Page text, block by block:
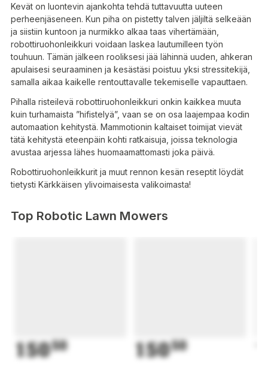
Kevät on luontevin ajankohta tehdä tuttavuutta uuteen
perheenjäseneen. Kun piha on pistetty talven jäljiltä selkeään
ja siistiin kuntoon ja nurmikko alkaa taas vihertämään,
robottiruohonleikkuri voidaan laskea lautumilleen työn
touhuun. Tämän jälkeen rooliksesi jää lähinnä uuden, ahkeran
apulaisesi seuraaminen ja kesästäsi poistuu yksi stressitekijä,
samalla aikaa kaikelle rentouttavalle tekemiselle vapauttaen.
Pihalla risteilevä robottiruohonleikkuri onkin kaikkea muuta
kuin turhamaista ”hifistelyä”, vaan se on osa laajempaa kodin
automaation kehitystä. Mammotionin kaltaiset toimijat vievät
tätä kehitystä eteenpäin kohti ratkaisuja, joissa teknologia
avustaa arjessa lähes huomaamattomasti joka päivä.
Robottiruohonleikkurit ja muut rennon kesän reseptit löydät
tietysti Kärkkäisen ylivoimaisesta valikoimasta!
Top Robotic Lawn Mowers
15050 15050